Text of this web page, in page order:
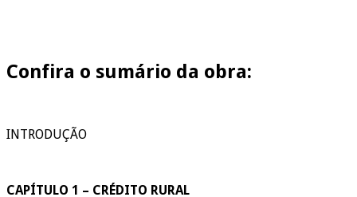
Confira o sumário da obra:
INTRODUÇÃO
CAPÍTULO 1 – CRÉDITO RURAL